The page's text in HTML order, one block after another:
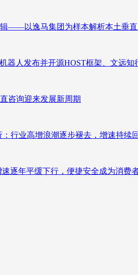
——以逸马集团为样本解析本土垂
器人发布并开源HOST框架、文远知
咨询迎来发展新周期
行业高增浪潮逐步褪去，增速持续
逐年平缓下行，便捷安全成为消费